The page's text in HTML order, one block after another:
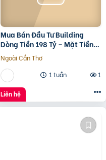
Mua Bán Đầu Tư Building
Dòng Tiền 198 Tỷ – Mặt Tiền
Đường 3/2, Trung Tâm Quận
10
Ngoài Cần Thơ
1 tuần
1
Liên hệ